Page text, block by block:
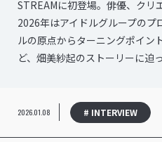
STREAMに初登場。俳優、クリ
2026年はアイドルグループのプ
ルの原点からターニングポイン
ど、畑美紗起のストーリーに迫
2026.01.08 # INTERVIEW